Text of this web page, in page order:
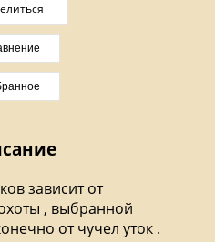
зависит от
, выбранной
от чучел уток .